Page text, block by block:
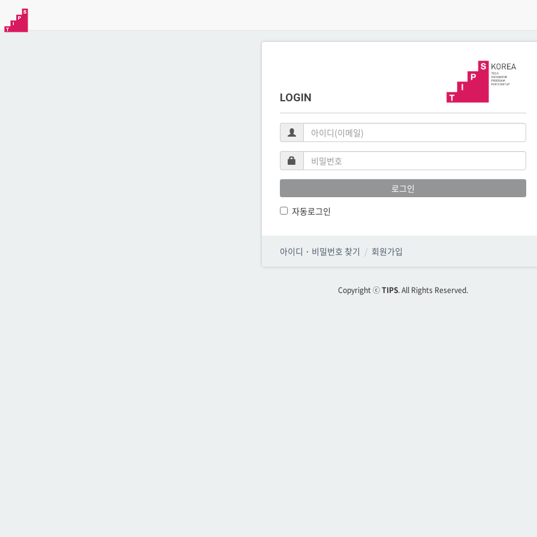
LOGIN
이
디
(이
메
일)
밀
번
호
로그인
자동로그인
아이디 · 비밀번호 찾기 회원가입
Copyright ⓒTIPS. All Rights Reserved.